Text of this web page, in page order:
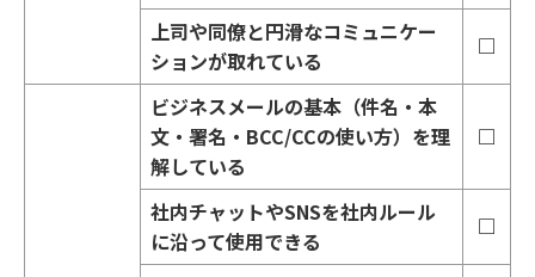
上司や同僚と円滑なコミュニケー
ションが取れている
□
ビジネスメールの基本（件名・本
文・署名・BCC/CCの使い方）を理
解している
□
社内チャットやSNSを社内ルール
に沿って使用できる
□